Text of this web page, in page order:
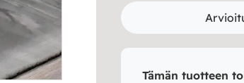
Tämän tuotteen